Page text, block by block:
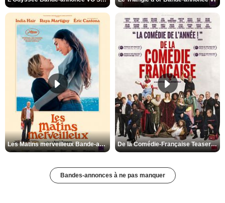
Les Matins merveilleux Bande-annonce VF De la Comédie-Française Teaser VF
Bandes-annonces à ne pas manquer